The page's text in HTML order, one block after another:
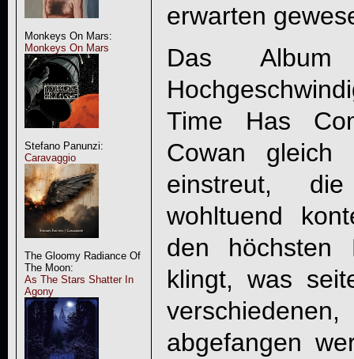
Monkeys On Mars:
Monkeys On Mars
Stefano Panunzi:
Caravaggio
The Gloomy Radiance Of
The Moon:
As The Stars Shatter In
Agony
erwarten
Das
Time Has
Cowan
einstreut,
wohltuend
den höchsten
klingt, was
abgefangen